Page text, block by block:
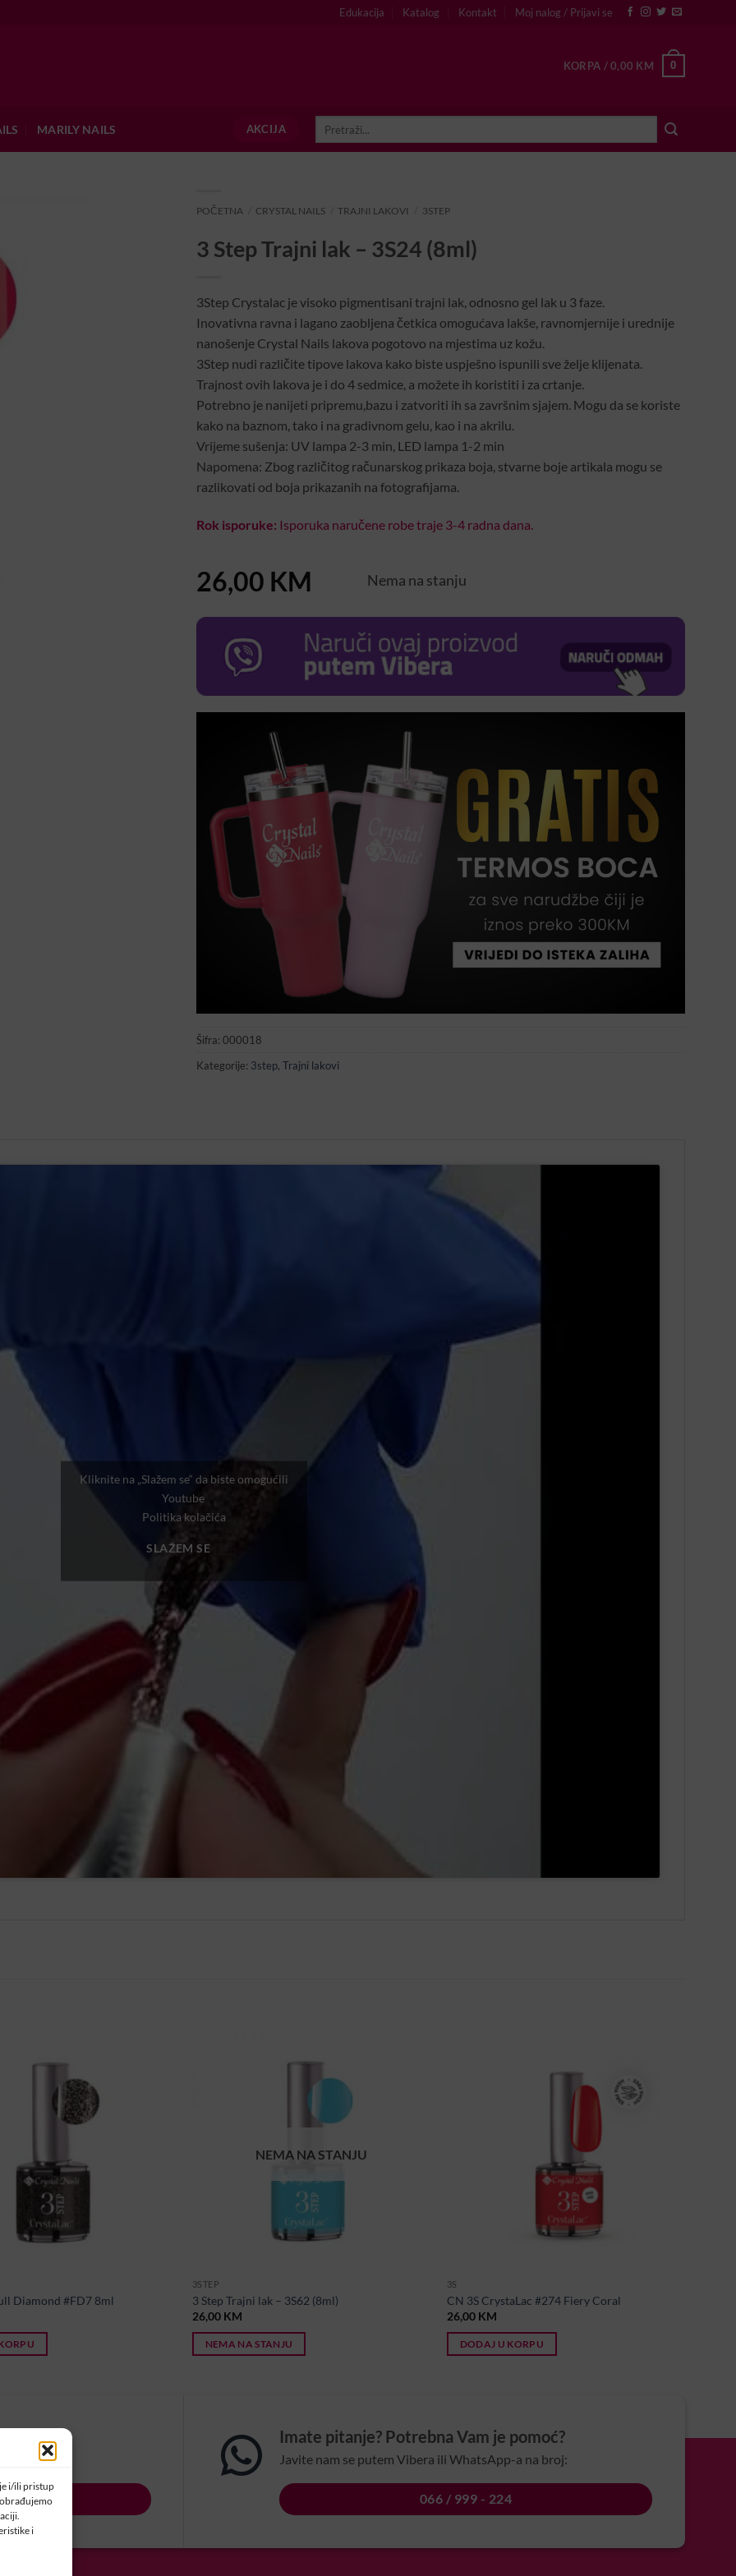
i/ili pristup
i
Edukacija Katalog Kontakt Moj nalog / Prijavi se
KORPA /0,00 KM 0
MARILY NAILS AKCIJA
POČETNA CRYSTAL NAILS TRAJNI LAKOVI 3STEP
3 Step Trajni lak – 3S24 (8ml)
3Step Crystalac je visoko pigmentisani trajni lak, odnosno gel lak u 3 faze.
Inovativna ravna i lagano zaobljena četkica omogućava lakše, ravnomjernije i urednije
nanošenje Crystal Nails lakova pogotovo na mjestima uz kožu.
3Step nudi različite tipove lakova kako biste uspješno ispunili sve želje klijenata.
Trajnost ovih lakova je i do 4 sedmice, a možete ih koristiti i za crtanje.
Potrebno je nanijeti pripremu,bazu i zatvoriti ih sa završnim sjajem. Mogu da se koriste
kako na baznom, tako i na gradivnom gelu, kao i na akrilu.
Vrijeme sušenja: UV lampa 2-3 min, LED lampa 1-2 min
Napomena: Zbog različitog računarskog prikaza boja, stvarne boje artikala mogu se
razlikovati od boja prikazanih na fotografijama.
Rok isporuke: Isporuka naručene robe traje 3-4 radna dana.
26,00 KM Nema na stanju
Šifra: 000018
Kategorije: 3step, Trajni lakovi
Kliknite na „Slažem se“ da biste omogućili
Youtube
Politika kolačića
SLAŽEM SE
Diamond #FD7 8ml
NEMA NA STANJU
3STEP
3 Step Trajni lak – 3S62 (8ml)
26,00 KM
NEMA NA STANJU
3S
CN 3S CrystaLac #274 Fiery Coral
26,00 KM
DODAJ U KORPU
email:
Imate pitanje? Potrebna Vam je pomoć?
Javite nam se putem Vibera ili WhatsApp-a na broj:
066 / 999 - 224